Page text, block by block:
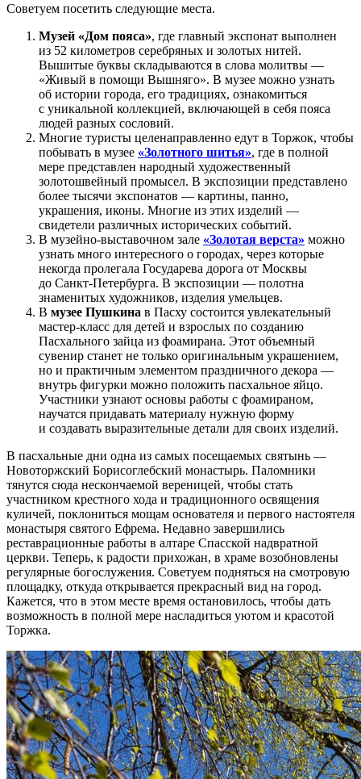
Советуем посетить следующие места.
Музей «Дом пояса», где главный экспонат выполнен
из 52 километров серебряных и золотых нитей.
Вышитые буквы складываются в слова молитвы —
«Живый в помощи Вышняго». В музее можно узнать
об истории города, его традициях, ознакомиться
с уникальной коллекцией, включающей в себя пояса
людей разных сословий.
Многие туристы целенаправленно едут в Торжок, чтобы
побывать в музее «Золотного шитья», где в полной
мере представлен народный художественный
золотошвейный промысел. В экспозиции представлено
более тысячи экспонатов — картины, панно,
украшения, иконы. Многие из этих изделий —
свидетели различных исторических событий.
В музейно-выставочном зале «Золотая верста» можно
узнать много интересного о городах, через которые
некогда пролегала Государева дорога от Москвы
до Санкт-Петербурга. В экспозиции — полотна
знаменитых художников, изделия умельцев.
В музее Пушкина в Пасху состоится увлекательный
мастер-класс для детей и взрослых по созданию
Пасхального зайца из фоамирана. Этот объемный
сувенир станет не только оригинальным украшением,
но и практичным элементом праздничного декора —
внутрь фигурки можно положить пасхальное яйцо.
Участники узнают основы работы с фоамираном,
научатся придавать материалу нужную форму
и создавать выразительные детали для своих изделий.
В пасхальные дни одна из самых посещаемых святынь —
Новоторжский Борисоглебский монастырь. Паломники
тянутся сюда нескончаемой вереницей, чтобы стать
участником крестного хода и традиционного освящения
куличей, поклониться мощам основателя и первого настоятеля
монастыря святого Ефрема. Недавно завершились
реставрационные работы в алтаре Спасской надвратной
церкви. Теперь, к радости прихожан, в храме возобновлены
регулярные богослужения. Советуем подняться на смотровую
площадку, откуда открывается прекрасный вид на город.
Кажется, что в этом месте время остановилось, чтобы дать
возможность в полной мере насладиться уютом и красотой
Торжка.